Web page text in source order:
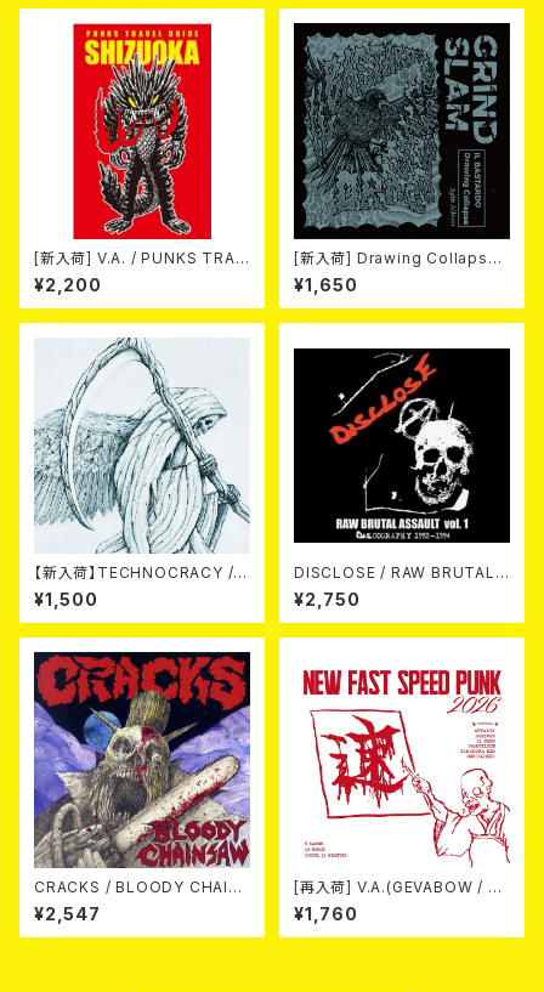
[新入荷] V.A. / PUNKS TRAV
EL GUIDE SHIZUOKA (カセッ
ト)
¥2,200
[新入荷] Drawing Collaps
e//IL BASTARDO / GRIND S
LAM (CD)
¥1,650
【新入荷】TECHNOCRACY /T
O HELL/THE END (7"EP)
¥1,500
DISCLOSE / RAW BRUTAL
ASSAULT Vol.1 : DISCOGRA
PHY 1992-1994 (2CD)
¥2,750
CRACKS / BLOODY CHAIN
SAW (CD)
¥2,547
[再入荷] V.A.(GEVABOW / D
USTPAN / EL NUDO / MARV
ELOUS / 高倉健 / Horse & D
eer) / NEW FAST SPEED PU
¥1,760